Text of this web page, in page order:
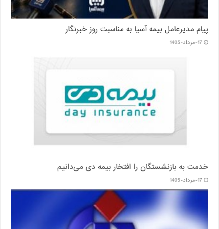
پیام مدیرعامل بیمه آسیا به مناسبت روز خبرنگار
17-مرداد-1405
خدمت به بازنشستگان‌ را افتخار بیمه دی می‌دانیم
17-مرداد-1405